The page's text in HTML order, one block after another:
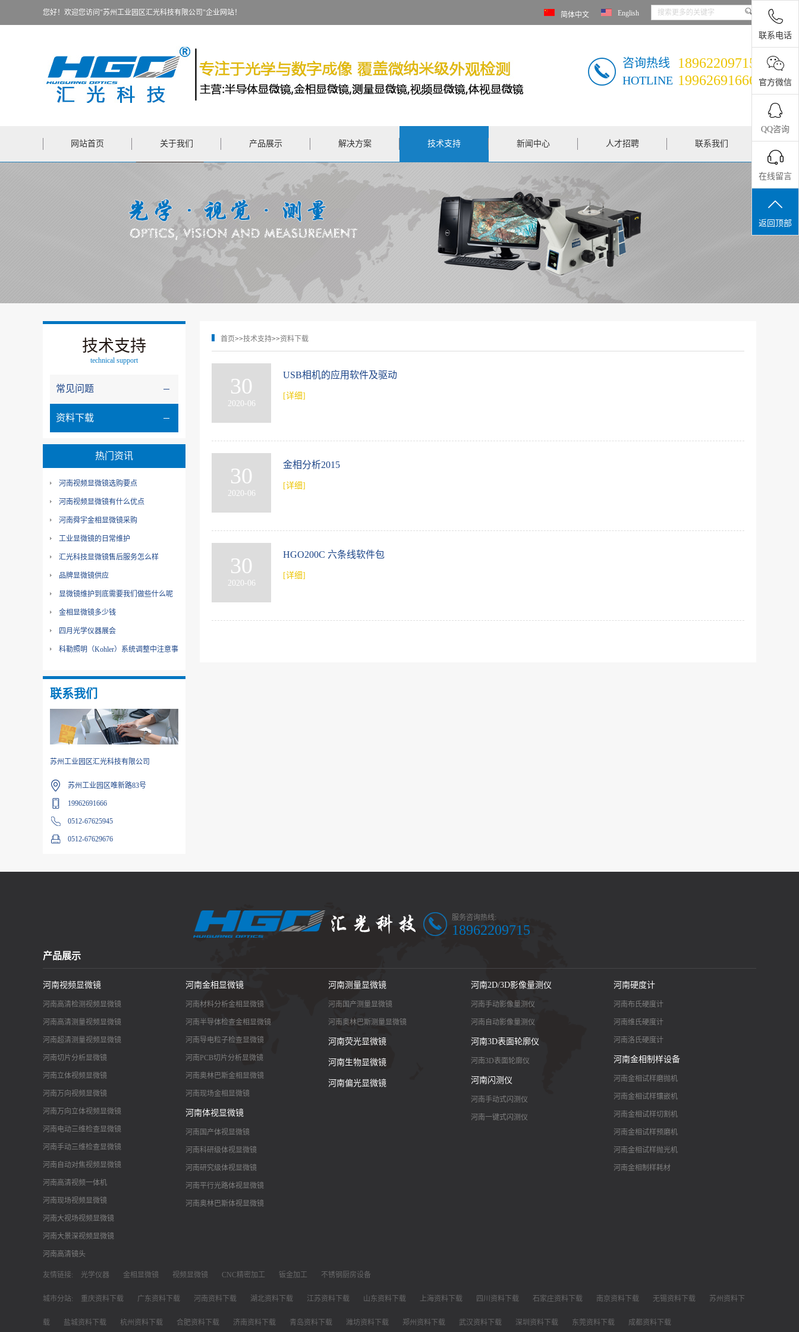
您好！欢迎您访问"苏州工业园区汇光科技有限公司"企业网站！ 简体中文 English
咨询热线
HOTLINE
18962209715
19962691666
网站首页 关于我们 产品展示 解决方案 技术支持 新闻中心 人才招聘 联系我们
技术支持
technical support
常见问题
资料下载
热门资讯
河南视频显微镜选购要点
河南视频显微镜有什么优点
河南舜宇金相显微镜采购
工业显微镜的日常维护
汇光科技显微镜售后服务怎么样
品牌显微镜供应
显微镜维护到底需要我们做些什么呢
金相显微镜多少钱
四月光学仪器展会
科勒照明（Kohler）系统调整中注意事
联系我们
苏州工业园区汇光科技有限公司
苏州工业园区唯新路83号
19962691666
0512-67625945
0512-67629676
首页>>技术支持>>资料下载
30
2020-06
USB相机的应用软件及驱动
[详细]
30
2020-06
金相分析2015
[详细]
30
2020-06
HGO200C 六条线软件包
[详细]
服务咨询热线:
18962209715
产品展示
河南视频显微镜
河南高清检测视频显微镜
河南高清测量视频显微镜
河南超清测量视频显微镜
河南切片分析显微镜
河南立体视频显微镜
河南万向视频显微镜
河南万向立体视频显微镜
河南电动三维检查显微镜
河南手动三维检查显微镜
河南自动对焦视频显微镜
河南高清视频一体机
河南现场视频显微镜
河南大视场视频显微镜
河南大景深视频显微镜
河南高清镜头
河南金相显微镜
河南材料分析金相显微镜
河南半导体检查金相显微镜
河南导电粒子检查显微镜
河南PCB切片分析显微镜
河南奥林巴斯金相显微镜
河南现场金相显微镜
河南体视显微镜
河南国产体视显微镜
河南科研级体视显微镜
河南研究级体视显微镜
河南平行光路体视显微镜
河南奥林巴斯体视显微镜
河南测量显微镜
河南国产测量显微镜
河南奥林巴斯测量显微镜
河南荧光显微镜
河南生物显微镜
河南偏光显微镜
河南2D/3D影像量测仪
河南手动影像量测仪
河南自动影像量测仪
河南3D表面轮廓仪
河南3D表面轮廓仪
河南闪测仪
河南手动式闪测仪
河南一键式闪测仪
河南硬度计
河南布氏硬度计
河南维氏硬度计
河南洛氏硬度计
河南金相制样设备
河南金相试样磨抛机
河南金相试样镶嵌机
河南金相试样切割机
河南金相试样预磨机
河南金相试样抛光机
河南金相制样耗材
友情链接: 光学仪器 金相显微镜 视频显微镜 CNC精密加工 钣金加工 不锈钢厨房设备
城市分站: 重庆资料下载 广东资料下载 河南资料下载 湖北资料下载 江苏资料下载 山东资料下载 上海资料下载 四川资料下载 石家庄资料下载 南京资料下载 无锡资料下载 苏州资料下
载 盐城资料下载 杭州资料下载 合肥资料下载 济南资料下载 青岛资料下载 潍坊资料下载 郑州资料下载 武汉资料下载 深圳资料下载 东莞资料下载 成都资料下载
联系电话
官方微信
QQ咨询
在线留言
返回顶部